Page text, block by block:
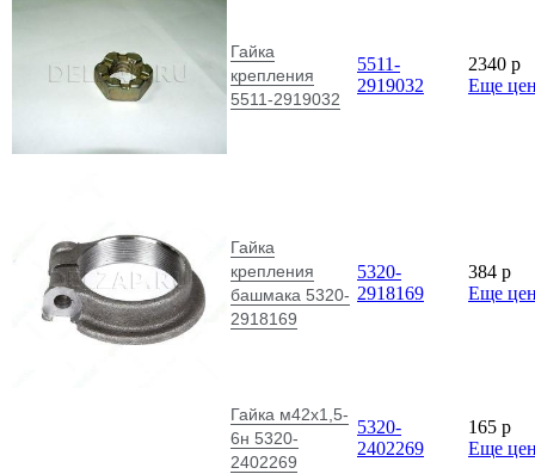
Гайка
крепления
5511-2919032
5511-
2919032
2340 p
Еще
Гайка
крепления
башмака 5320-
2918169
5320-
2918169
384 p
Еще
Гайка м42х1,5-
6н 5320-
2402269
5320-
2402269
165 p
Еще